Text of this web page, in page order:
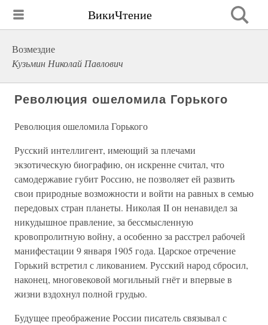
ВикиЧтение
Возмездие
Кузьмин Николай Павлович
Революция ошеломила Горького
Революция ошеломила Горького
Русский интеллигент, имеющий за плечами
экзотическую биографию, он искренне считал, что
самодержавие губит Россию, не позволяет ей развить
свои природные возможности и войти на равных в семью
передовых стран планеты. Николая II он ненавидел за
никудышное правление, за бессмысленную
кровопролитную войну, а особенно за расстрел рабочей
манифестации 9 января 1905 года. Царское отречение
Горький встретил с ликованием. Русский народ сбросил,
наконец, многовековой могильный гнёт и впервые в
жизни вздохнул полной грудью.
Будущее преображение России писатель связывал с